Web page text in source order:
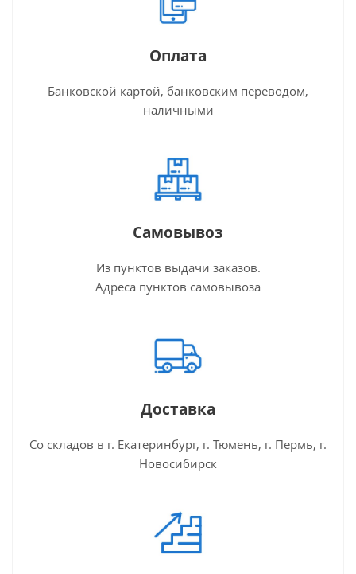
Оплата
Банковской картой, банковским переводом,
наличными
Самовывоз
Из пунктов выдачи заказов.
Адреса пунктов самовывоза
Доставка
Со складов в г. Екатеринбург, г. Тюмень, г. Пермь, г.
Новосибирск